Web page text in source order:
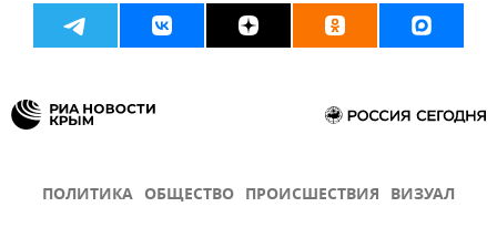
ПОЛИТИКА ОБЩЕСТВО ПРОИСШЕСТВИЯ ВИЗУАЛ